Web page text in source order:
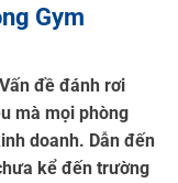
Gym
Vấn đề đánh rơi
mà mọi phòng
doanh. Dẫn đến
kể đến trường